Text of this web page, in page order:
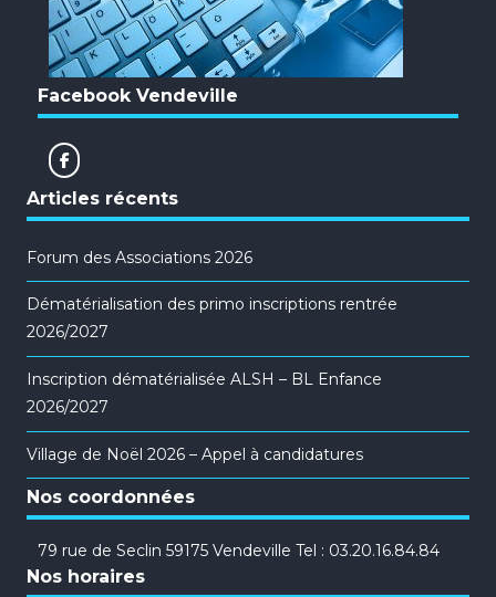
Facebook Vendeville
Articles récents
Forum des Associations 2026
Dématérialisation des primo inscriptions rentrée
2026/2027
Inscription dématérialisée ALSH – BL Enfance
2026/2027
Village de Noël 2026 – Appel à candidatures
Nos coordonnées
79 rue de Seclin 59175 Vendeville Tel : 03.20.16.84.84
Nos horaires